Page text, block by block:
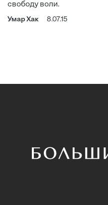
свободу воли.
Умар Хак 8.07.15